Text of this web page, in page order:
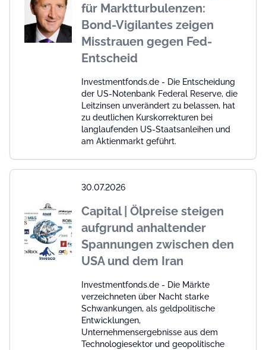
für Marktturbulenzen:
Bond-Vigilantes zeigen
Misstrauen gegen Fed-
Entscheid
Investmentfonds.de - Die Entscheidung
der US-Notenbank Federal Reserve, die
Leitzinsen unverändert zu belassen, hat
zu deutlichen Kurskorrekturen bei
langlaufenden US-Staatsanleihen und
am Aktienmarkt geführt.
30.07.2026
Capital | Ölpreise steigen
aufgrund anhaltender
Spannungen zwischen den
USA und dem Iran
Investmentfonds.de - Die Märkte
verzeichneten über Nacht starke
Schwankungen, als geldpolitische
Entwicklungen,
Unternehmensergebnisse aus dem
Technologiesektor und geopolitische